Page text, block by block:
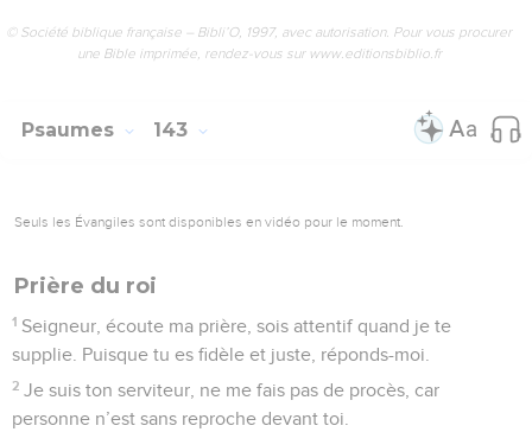
© Société biblique française – Bibli’O, 1997, avec autorisation. Pour vous procurer
une Bible imprimée, rendez-vous sur www.editionsbiblio.fr
Psaumes 143
Seuls les Évangiles sont disponibles en vidéo pour le moment.
Prière du roi
1 Seigneur, écoute ma prière, sois attentif quand je te
supplie. Puisque tu es fidèle et juste, réponds-moi.
2 Je suis ton serviteur, ne me fais pas de procès, car
personne n’est sans reproche devant toi.